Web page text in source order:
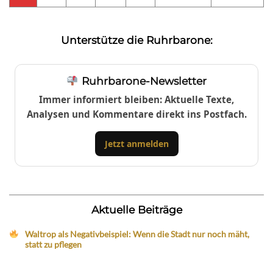
Unterstütze die Ruhrbarone:
Ruhrbarone-Newsletter
Immer informiert bleiben: Aktuelle Texte,
Analysen und Kommentare direkt ins Postfach.
Jetzt anmelden
Aktuelle Beiträge
Waltrop als Negativbeispiel: Wenn die Stadt nur noch mäht,
statt zu pflegen